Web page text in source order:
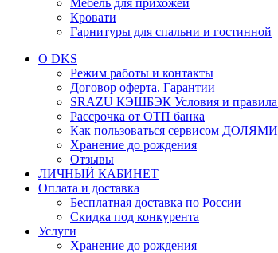
Мебель для прихожей
Кровати
Гарнитуры для спальни и гостинной
О DKS
Режим работы и контакты
Договор оферта. Гарантии
SRAZU КЭШБЭК Условия и правила
Рассрочка от ОТП банка
Как пользоваться сервисом
Хранение до рождения
Отзывы
ЛИЧНЫЙ КАБИНЕТ
Оплата и доставка
Бесплатная доставка по России
Скидка под конкурента
Услуги
Хранение до рождения